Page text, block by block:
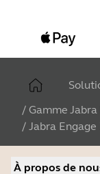
/ Gamme Jabra
/ Jabra
À propos de